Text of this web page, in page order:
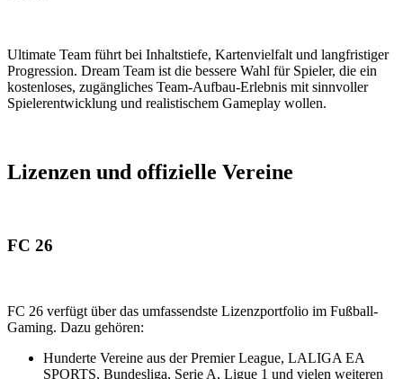
Ultimate Team führt bei Inhaltstiefe, Kartenvielfalt und langfristiger
Progression. Dream Team ist die bessere Wahl für Spieler, die ein
kostenloses, zugängliches Team-Aufbau-Erlebnis mit sinnvoller
Spielerentwicklung und realistischem Gameplay wollen.
Lizenzen und offizielle Vereine
FC 26
FC 26 verfügt über das umfassendste Lizenzportfolio im Fußball-
Gaming. Dazu gehören:
Hunderte Vereine aus der Premier League, LALIGA EA
SPORTS, Bundesliga, Serie A, Ligue 1 und vielen weiteren